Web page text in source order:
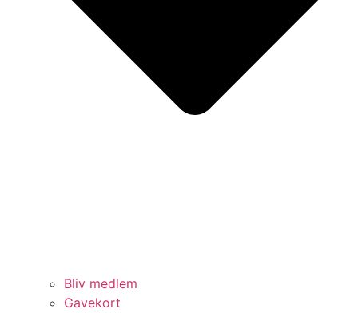
Bliv medlem
Gavekort